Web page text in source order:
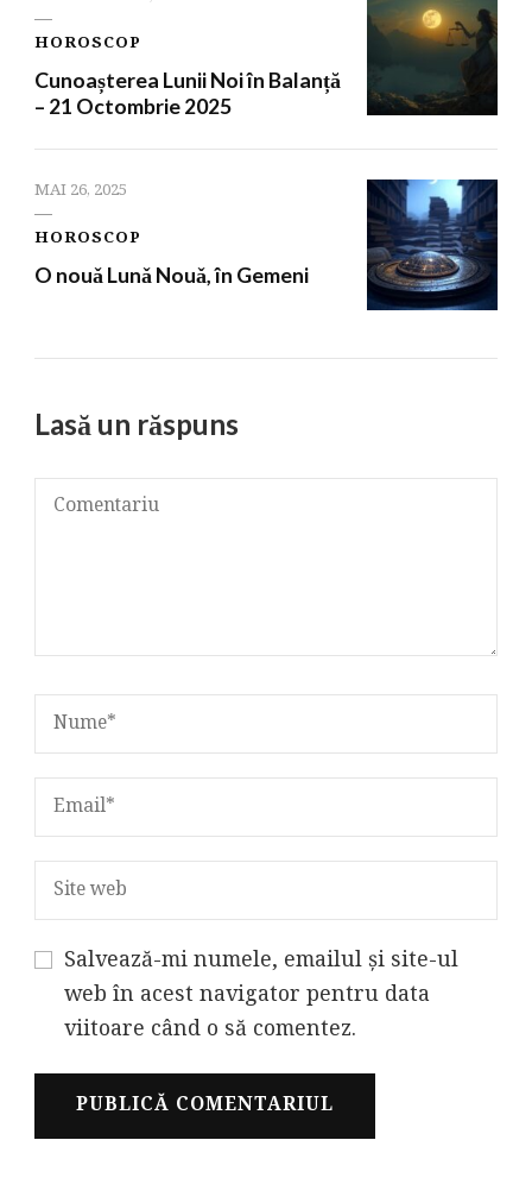
HOROSCOP
Cunoașterea Lunii Noi în Balanță
– 21 Octombrie 2025
MAI 26, 2025
HOROSCOP
O nouǎ Lunǎ Nouǎ, în Gemeni
Lasă un răspuns
Salvează-mi numele, emailul și site-ul
web în acest navigator pentru data
viitoare când o să comentez.